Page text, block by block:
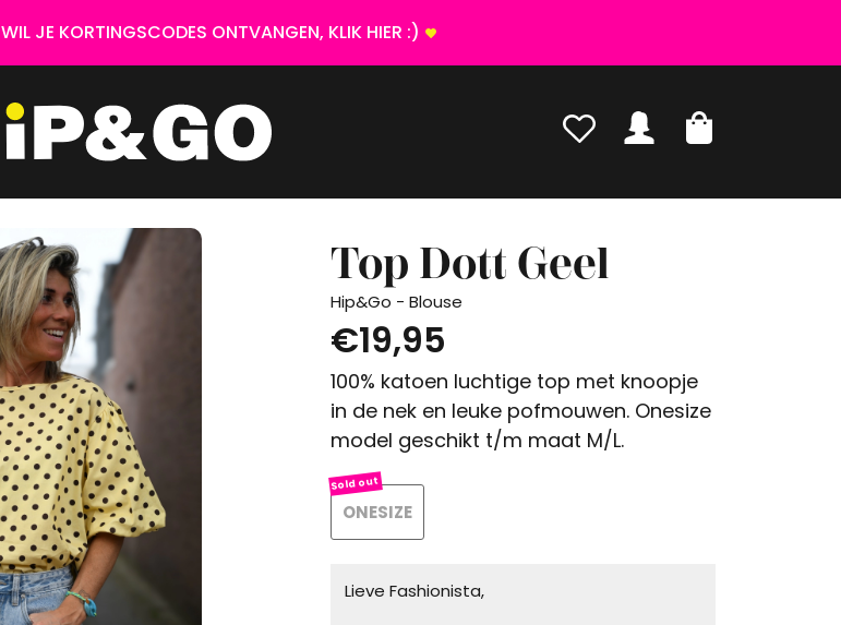
WIL JE KORTINGSCODES ONTVANGEN, KLIK HIER :)
Top Dott Geel
Hip&Go - Blouse
€19,95
100% katoen luchtige top met knoopje
in de nek en leuke pofmouwen. Onesize
model geschikt t/m maat M/L.
ONESIZE
Lieve Fashionista,